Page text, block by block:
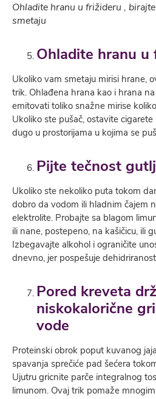
Ohladite hranu u frižideru ,
smetaju
Ohladite hranu u
Ukoliko vam smetaju mirisi hrane,
trik. Ohlađena hrana kao i hrana
emitovati toliko snažne mirise
Ukoliko ste pušač, ostavite
dugo u prostorijama u kojima se
Pijte tečnost
Ukoliko ste nekoliko puta tokom
dobro da vodom ili hladnim čajem
elektrolite. Probajte sa blagom
ili nane, postepeno, na kašičicu, ili
Izbegavajte alkohol i ograničite
dnevno, jer pospešuje
Pored kreveta
niskokalorične
vode
Proteinski obrok poput kuvanog
spavanja sprečiće pad šećera
Ujutru gricnite parče integralnog
limunom. Ovaj trik pomaže